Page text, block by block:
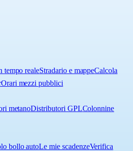
tempo realeStradario e mappeCalcola
Orari mezzi pubblici
metanoDistributori GPLColonnine
bollo autoLe mie scadenzeVerifica